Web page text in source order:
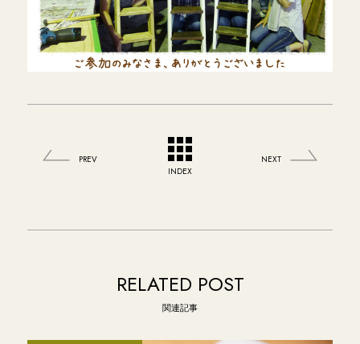
PREV
INDEX
NEXT
RELATED POST
関連記事